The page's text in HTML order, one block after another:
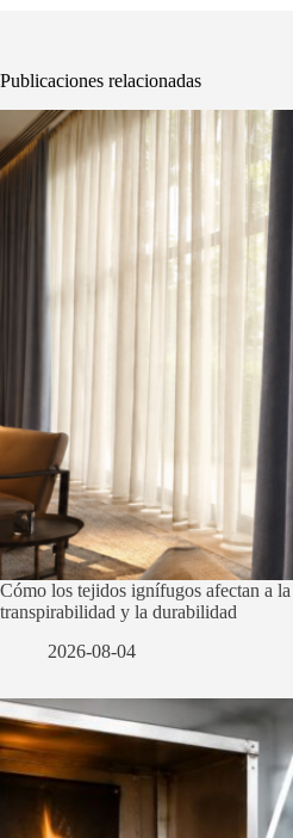
Publicaciones relacionadas
Cómo los tejidos ignífugos afectan a
transpirabilidad y la durabilidad
2026-08-04